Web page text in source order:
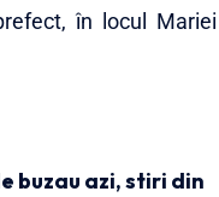
în locul Mariei
buzau azi,stiri din